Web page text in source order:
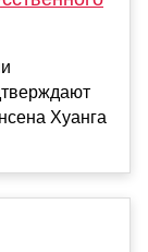
Хуанга